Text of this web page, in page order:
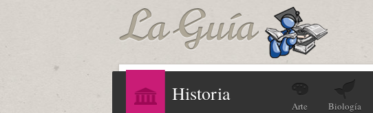
Historia
Arte Biología